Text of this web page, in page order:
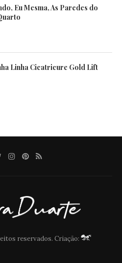
Eu Mesma, As Paredes do
Linha Cicatricure Gold Lift
reservados. Criação: